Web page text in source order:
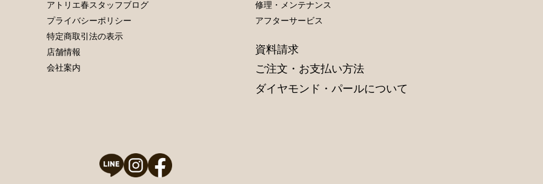
アトリエ春スタッフブログ
プライバシーポリシー
特定商取引法の表示
店舗情報
会社案内
修理・メンテナンス
アフターサービス
資料請求
ご注文・お支払い方法
ダイヤモンド・パールについて